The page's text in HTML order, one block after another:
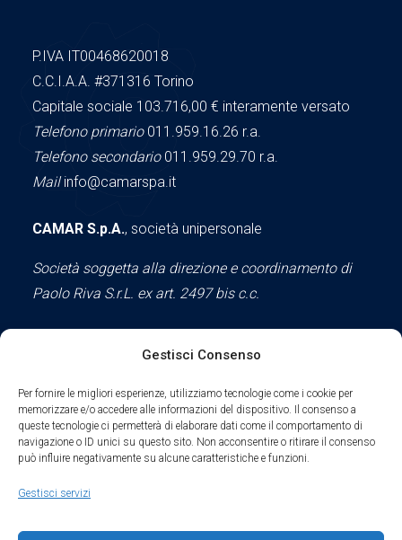
Gestisci Consenso
Per fornire le migliori esperienze, utilizziamo tecnologie come i cookie per
memorizzare e/o accedere alle informazioni del dispositivo. Il consenso a
queste tecnologie ci permetterà di elaborare dati come il comportamento di
navigazione o ID unici su questo sito. Non acconsentire o ritirare il consenso
può influire negativamente su alcune caratteristiche e funzioni.
Gestisci servizi
P.IVA IT00468620018
C.C.I.A.A. #371316 Torino
Capitale sociale 103.716,00 € interamente versato
Telefono primario011.959.16.26 r.a.
Telefono secondario011.959.29.70 r.a.
Mailinfo@camarspa.it
CAMAR S.p.A., società unipersonale
Società soggetta alla direzione e coordinamento di
Paolo Riva S.r.L. ex art. 2497 bis c.c.